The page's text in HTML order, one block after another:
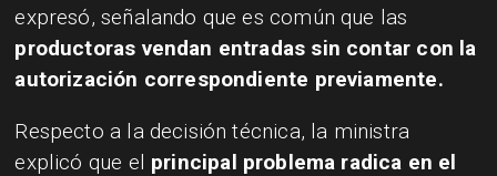
expresó, señalando que es común que las
productoras vendan entradas sin contar con la
autorización correspondiente previamente.
Respecto a la decisión técnica, la ministra
explicó que el principal problema radica en el